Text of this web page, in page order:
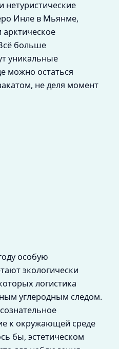
нетуристические
Инле в Мьянме,
арктическое
больше
уникальные
можно остаться
не деля момент
особую
экологически
логистика
углеродным следом.
к окружающей среде
бы, эстетическом